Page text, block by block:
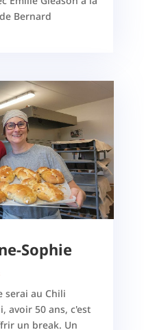
Bernard
Sophie
serai au Chili
avoir 50 ans, c'est
un break. Un